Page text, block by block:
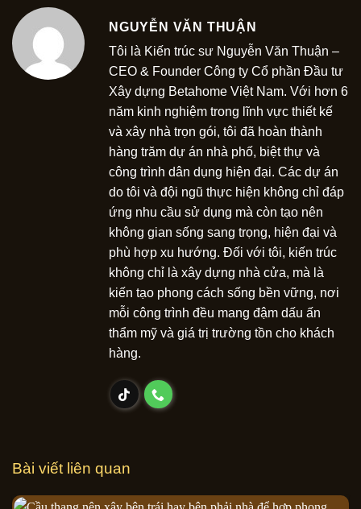
NGUYỄN VĂN THUẬN
Tôi là Kiến trúc sư Nguyễn Văn Thuận –
CEO & Founder Công ty Cổ phần Đầu tư
Xây dựng Betahome Việt Nam. Với hơn 6
năm kinh nghiệm trong lĩnh vực thiết kế
và xây nhà trọn gói, tôi đã hoàn thành
hàng trăm dự án nhà phố, biệt thự và
công trình dân dụng hiện đại. Các dự án
do tôi và đội ngũ thực hiện không chỉ đáp
ứng nhu cầu sử dụng mà còn tạo nên
không gian sống sang trọng, hiện đại và
phù hợp xu hướng. Đối với tôi, kiến trúc
không chỉ là xây dựng nhà cửa, mà là
kiến tạo phong cách sống bền vững, nơi
mỗi công trình đều mang đậm dấu ấn
thẩm mỹ và giá trị trường tồn cho khách
hàng.
Bài viết liên quan